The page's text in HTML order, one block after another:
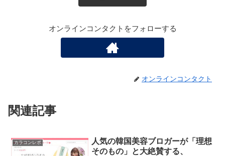
オンラインコンタクトをフォローする
オンラインコンタクト
関連記事
カラコンレポ
人気の韓国美容ブロガーが「理想
そのもの」と大絶賛する、